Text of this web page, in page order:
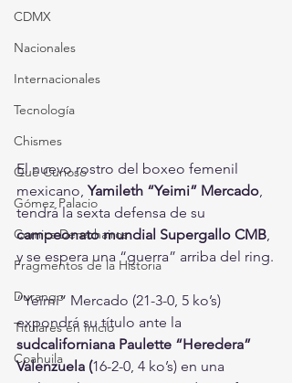
CDMX
Nacionales
Internacionales
Tecnología
Chismes
Qué Curioso
Gómez Palacio
Comics Derechairos
Fragmentos de la Historia
Durango
Titulares en Inicio
Coahuila
El nuevo rostro del boxeo femenil
mexicano, Yamileth “Yeimi” Mercado
tendrá la sexta defensa de su
campeonato mundial Supergallo CMB
y se espera una “guerra” arriba del ring.
“Yeimi” Mercado (21-3-0, 5 ko’s)
expondrá su título ante la
sudcaliforniana Paulette “Heredera”
Valenzuela (16-2-0, 4 ko’s) en una